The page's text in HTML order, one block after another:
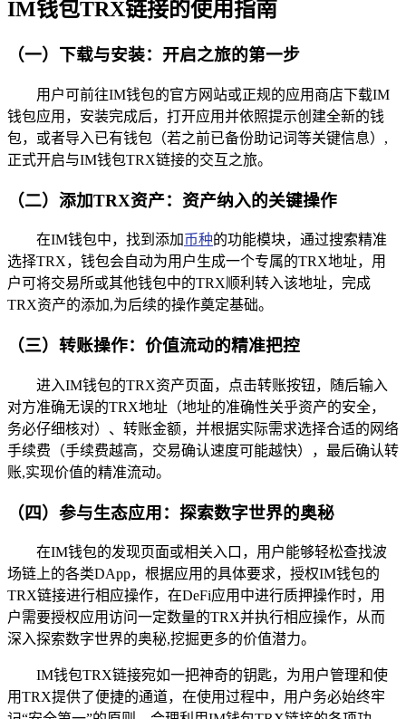
IM钱包TRX链接的使用指南
（一）下载与安装：开启之旅的第一步
用户可前往IM钱包的官方网站或正规的应用商店下载IM
钱包应用，安装完成后，打开应用并依照提示创建全新的钱
包，或者导入已有钱包（若之前已备份助记词等关键信息）,
正式开启与IM钱包TRX链接的交互之旅。
（二）添加TRX资产：资产纳入的关键操作
在IM钱包中，找到添加币种的功能模块，通过搜索精准
选择TRX，钱包会自动为用户生成一个专属的TRX地址，用
户可将交易所或其他钱包中的TRX顺利转入该地址，完成
TRX资产的添加,为后续的操作奠定基础。
（三）转账操作：价值流动的精准把控
进入IM钱包的TRX资产页面，点击转账按钮，随后输入
对方准确无误的TRX地址（地址的准确性关乎资产的安全，
务必仔细核对）、转账金额，并根据实际需求选择合适的网络
手续费（手续费越高，交易确认速度可能越快），最后确认转
账,实现价值的精准流动。
（四）参与生态应用：探索数字世界的奥秘
在IM钱包的发现页面或相关入口，用户能够轻松查找波
场链上的各类DApp，根据应用的具体要求，授权IM钱包的
TRX链接进行相应操作，在DeFi应用中进行质押操作时，用
户需要授权应用访问一定数量的TRX并执行相应操作，从而
深入探索数字世界的奥秘,挖掘更多的价值潜力。
IM钱包TRX链接宛如一把神奇的钥匙，为用户管理和使
用TRX提供了便捷的通道，在使用过程中，用户务必始终牢